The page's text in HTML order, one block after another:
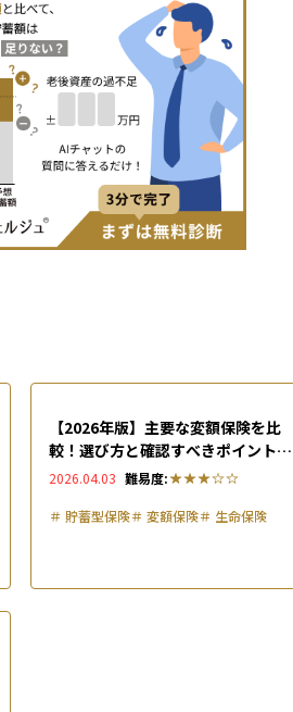
【2026年版】主要な変額保険を比
較！選び方と確認すべきポイント、
向く人・向かない人を整理
2026.04.03 難易度:
＃ 貯蓄型保険＃変額保険＃ 生命保険